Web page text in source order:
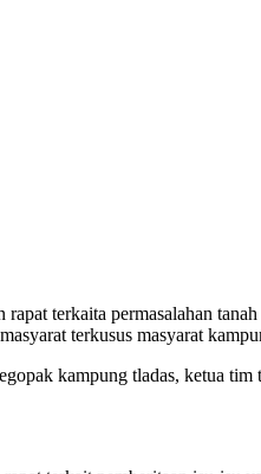
terkaita permasalahan
terkusus masyarat
kampung tladas, ketua